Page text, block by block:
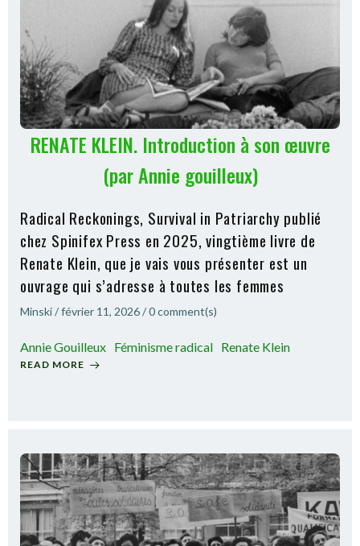
RENATE KLEIN. Introduction à son œuvre
(par Annie gouilleux)
Radical Reckonings, Survival in Patriarchy publié
chez Spinifex Press en 2025, vingtième livre de
Renate Klein, que je vais vous présenter est un
ouvrage qui s’adresse à toutes les femmes
Minski/février 11, 2026/0comment(s)
Annie Gouilleux Féminisme radical Renate Klein
READ MORE